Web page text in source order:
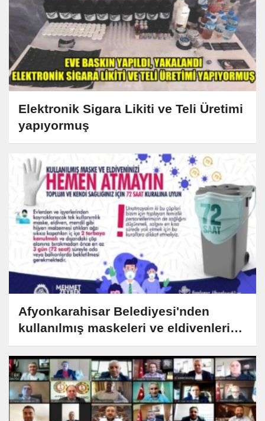
Elektronik Sigara Likiti ve Teli Üretimi
yapıyormuş
Afyonkarahisar Belediyesi'nden
kullanılmış maskeleri ve eldivenleri
atmayın